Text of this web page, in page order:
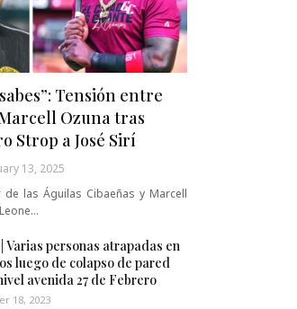
Tensión entre
Ozuna tras
Strop a José Sirí
13, 2025
de las Águilas Cibaeñas y Marcell
Varias personas atrapadas en
luego de colapso de pared
avenida 27 de Febrero
18, 2023